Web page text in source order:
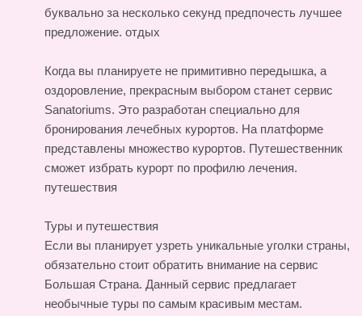
буквально за несколько секунд предпочесть лучшее
предложение. отдых
Когда вы планируете не примитивно передышка, а
оздоровление, прекрасным выбором станет сервис
Sanatoriums. Это разработан специально для
бронирования лечебных курортов. На платформе
представлены множество курортов. Путешественник
сможет избрать курорт по профилю лечения.
путешествия
Туры и путешествия
Если вы планирует узреть уникальные уголки страны,
обязательно стоит обратить внимание на сервис
Большая Страна. Данный сервис предлагает
необычные туры по самым красивым местам.